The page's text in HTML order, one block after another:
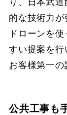
的な技術力が
ドローンを
すい提案を
お客様第一の
公共工事も